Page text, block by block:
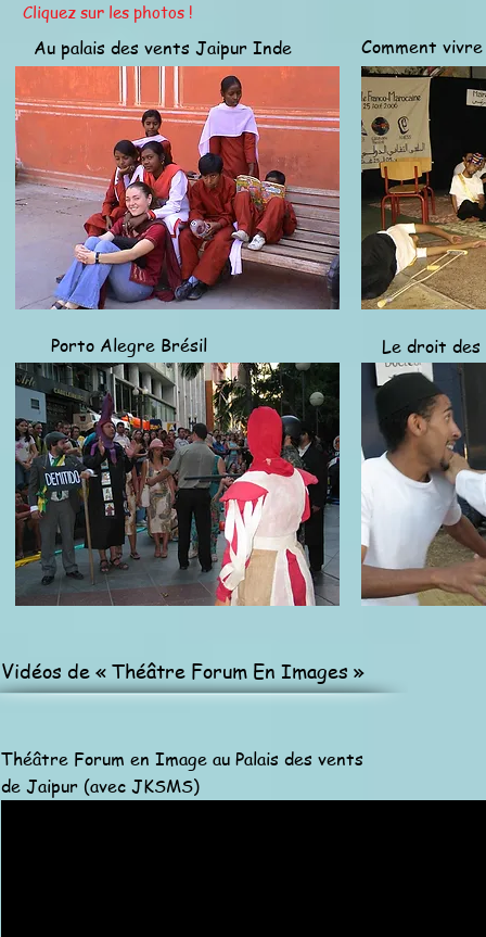
Cliquez sur les photos !
Au palais des vents Jaipur Inde Comment
Porto Alegre Brésil Le droit
Vidéos de « Théâtre Forum En Images »
Théâtre Forum en Image au Palais des vents
de Jaipur (avec JKSMS)